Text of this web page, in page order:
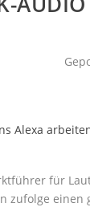
für
zufolge